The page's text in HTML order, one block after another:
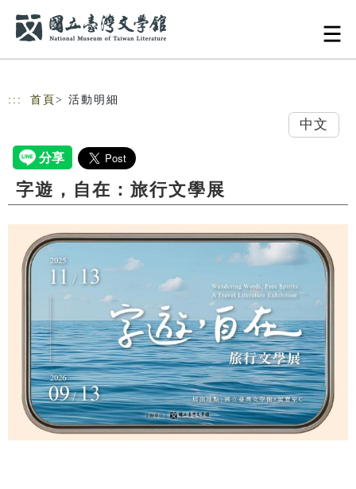
::: 首頁 > 活動明細
中文
字遊，自在：旅行文學展